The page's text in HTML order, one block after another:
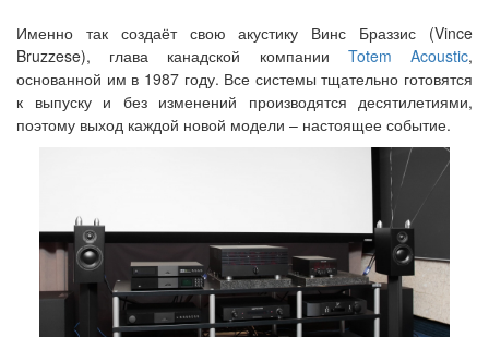
Именно так создаёт свою акустику Винс Браззис (Vince
Bruzzese), глава канадской компании Totem Acoustic,
основанной им в 1987 году. Все системы тщательно готовятся
к выпуску и без изменений производятся десятилетиями,
поэтому выход каждой новой модели – настоящее событие.